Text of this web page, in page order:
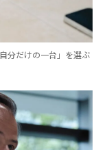
分だけの一台」を選ぶ